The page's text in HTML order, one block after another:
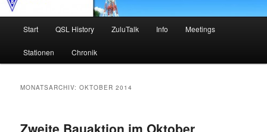
Start QSL History ZuluTalk Info Meetings
Stationen Chronik
MONATSARCHIV:OKTOBER 2014